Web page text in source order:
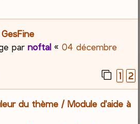
parnoftal «04 décembre
1 2
du thème / Module d'aide à